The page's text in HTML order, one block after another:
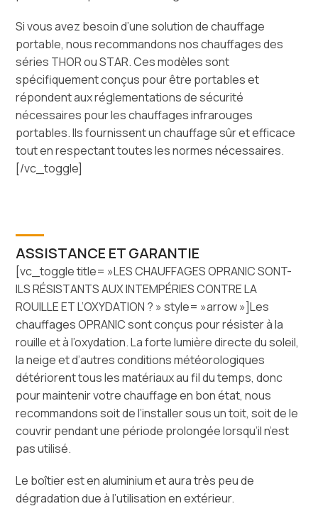
Si vous avez besoin d’une solution de chauffage
portable, nous recommandons nos chauffages des
séries THOR ou STAR. Ces modèles sont
spécifiquement conçus pour être portables et
répondent aux réglementations de sécurité
nécessaires pour les chauffages infrarouges
portables. Ils fournissent un chauffage sûr et efficace
tout en respectant toutes les normes nécessaires.
[/vc_toggle]
ASSISTANCE ET GARANTIE
[vc_toggle title= »LES CHAUFFAGES OPRANIC SONT-
ILS RÉSISTANTS AUX INTEMPÉRIES CONTRE LA
ROUILLE ET L’OXYDATION ? » style= »arrow »]Les
chauffages OPRANIC sont conçus pour résister à la
rouille et à l’oxydation. La forte lumière directe du soleil,
la neige et d’autres conditions météorologiques
détériorent tous les matériaux au fil du temps, donc
pour maintenir votre chauffage en bon état, nous
recommandons soit de l’installer sous un toit, soit de le
couvrir pendant une période prolongée lorsqu’il n’est
pas utilisé.
Le boîtier est en aluminium et aura très peu de
dégradation due à l’utilisation en extérieur.